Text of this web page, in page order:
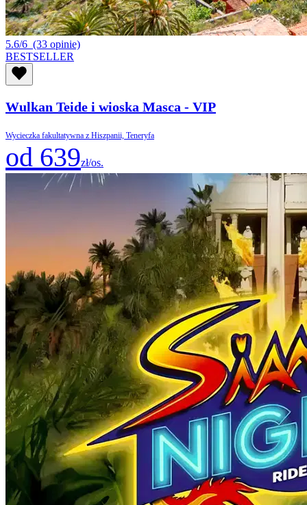
5.6/6 (33 opinie)
BESTSELLER
Wulkan Teide i wioska Masca - VIP
Wycieczka fakultatywna z Hiszpanii, Teneryfa
od 639zł/os.